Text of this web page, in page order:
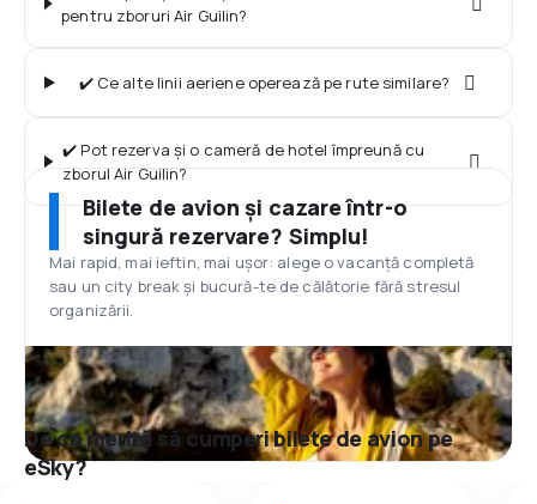
pentru zboruri Air Guilin?
✔️ Ce alte linii aeriene operează pe rute similare?
✔️ Pot rezerva și o cameră de hotel împreună cu
zborul Air Guilin?
Bilete de avion și cazare într-o
singură rezervare? Simplu!
Mai rapid, mai ieftin, mai ușor: alege o vacanță completă
sau un city break și bucură-te de călătorie fără stresul
organizării.
De ce merită să cumperi bilete de avion pe
eSky?